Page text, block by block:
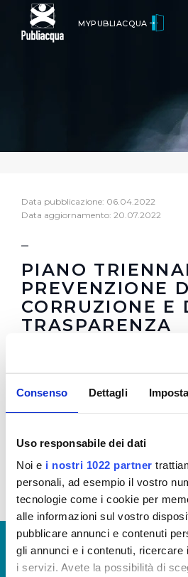
Consenso Dettagli
Uso responsabile dei dati
Noi e i nostri 1022 partner
personali, ad esempio il vostro
tecnologie come i cookie per
alle informazioni sul vostro
pubblicare annunci e contenuti
gli annunci e i contenuti, ricercare
i servizi. Avete la possibilità di
MYPUBLIACQUA
Data pubblicazione: 06.04.2022
Data aggiornamento: 20.07.2022
PIANO
PREVENZIONE
CORRUZIONE E
TRASPARENZA
RegolamentoeAllegato 1per
Prevenzione della Corruzione
08/10/2021 (Visualizza
Prevenzione della Corruzione
© Copyright 2017 - 2026